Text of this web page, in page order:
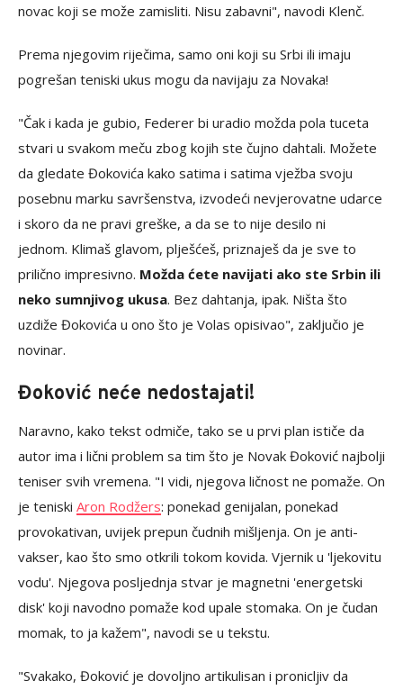
novac koji se može zamisliti. Nisu zabavni", navodi Klenč.
Prema njegovim riječima, samo oni koji su Srbi ili imaju
pogrešan teniski ukus mogu da navijaju za Novaka!
"Čak i kada je gubio, Federer bi uradio možda pola tuceta
stvari u svakom meču zbog kojih ste čujno dahtali. Možete
da gledate Đokovića kako satima i satima vježba svoju
posebnu marku savršenstva, izvodeći nevjerovatne udarce
i skoro da ne pravi greške, a da se to nije desilo ni
jednom. Klimaš glavom, plješćeš, priznaješ da je sve to
prilično impresivno. Možda ćete navijati ako ste Srbin ili
neko sumnjivog ukusa. Bez dahtanja, ipak. Ništa što
uzdiže Đokovića u ono što je Volas opisivao", zaključio je
novinar.
Đoković neće nedostajati!
Naravno, kako tekst odmiče, tako se u prvi plan ističe da
autor ima i lični problem sa tim što je Novak Đoković najbolji
teniser svih vremena. "I vidi, njegova ličnost ne pomaže. On
je teniski Aron Rodžers: ponekad genijalan, ponekad
provokativan, uvijek prepun čudnih mišljenja. On je anti-
vakser, kao što smo otkrili tokom kovida. Vjernik u 'ljekovitu
vodu'. Njegova posljednja stvar je magnetni 'energetski
disk' koji navodno pomaže kod upale stomaka. On je čudan
momak, to ja kažem", navodi se u tekstu.
"Svakako, Đoković je dovoljno artikulisan i pronicljiv da